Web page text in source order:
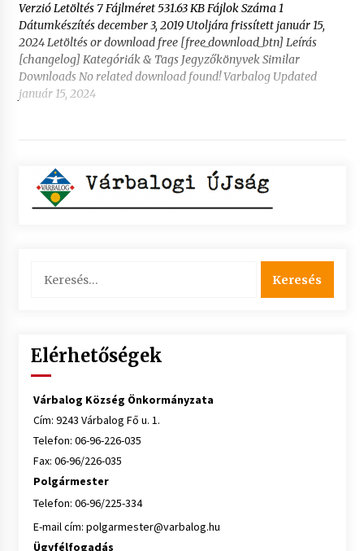
Verzió Letöltés 7 Fájlméret 531.63 KB Fájlok Száma 1
Dátumkészítés december 3, 2019 Utoljára frissített január 15,
2024 Letöltés or download free [free_download_btn] Leírás
[changelog] Kategóriák & Tags Jegyzőkönyvek Similar
Downloads No related download found! Varbalog Updated
január 15, 2024
Elérhetőségek
Várbalog Község Önkormányzata
Cím: 9243 Várbalog Fő u. 1.
Telefon: 06-96-226-035
Fax: 06-96/226-035
Polgármester
Telefon: 06-96/225-334
E-mail cím: polgarmester@varbalog.hu
Ügyfélfogadás